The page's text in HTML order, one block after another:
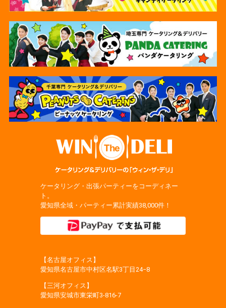
ケータリング・出張パーティーをコーディネー
ト。
愛知県全域・パーティー累計実績38,000件！
【名古屋オフィス】
愛知県名古屋市中村区名駅3丁目24−8
【三河オフィス】
愛知県安城市東栄町3‐816‐7